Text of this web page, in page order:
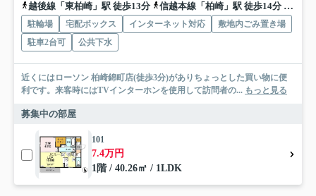
越後線「東柏崎」駅 徒歩13分
信越本線「柏崎」駅 徒歩14分 信越
駐輪場 宅配ボックス インターネット対応
敷地内ごみ置き場
駐車2台可
公共下水
近くにはローソン 柏崎錦町店(徒歩3分)がありちょっとした買い物に便
利です。来客時にはTVインターホンを使用して訪問者の... もっと見る
募集中の部屋
101
7.4万円
1階 / 40.26㎡ / 1LDK